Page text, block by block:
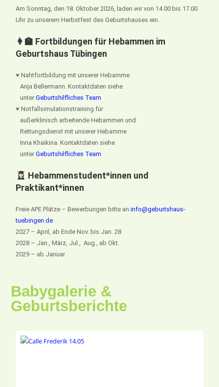
Am Sonntag, den 18. Oktober 2026, laden wir von 14.00 bis 17.00
Uhr zu unserem Herbstfest des Geburtshauses ein.
👩‍🏫 Fortbildungen für Hebammen im
Geburtshaus Tübingen
♥ Nahtfortbildung mit unserer Hebamme
Anja Bellermann. Kontaktdaten siehe
unterGeburtshilfliches Team
♥ Notfallsimulationstraining für
außerklinisch arbeitende Hebammen und
Rettungsdienst mit unserer Hebamme
Inna Khaikina. Kontaktdaten siehe
unterGeburtshilfliches Team
Hebammenstudent*innen und
Praktikant*innen
Freie APE Plätze – Bewerbungen bitte aninfo@geburtshaus-
tuebingen.de
2027 – April, ab Ende Nov. bis Jan. 28
2028 – Jan., März, Jul., Aug., ab Okt.
2029 – ab Januar
Babygalerie &
Geburtsberichte